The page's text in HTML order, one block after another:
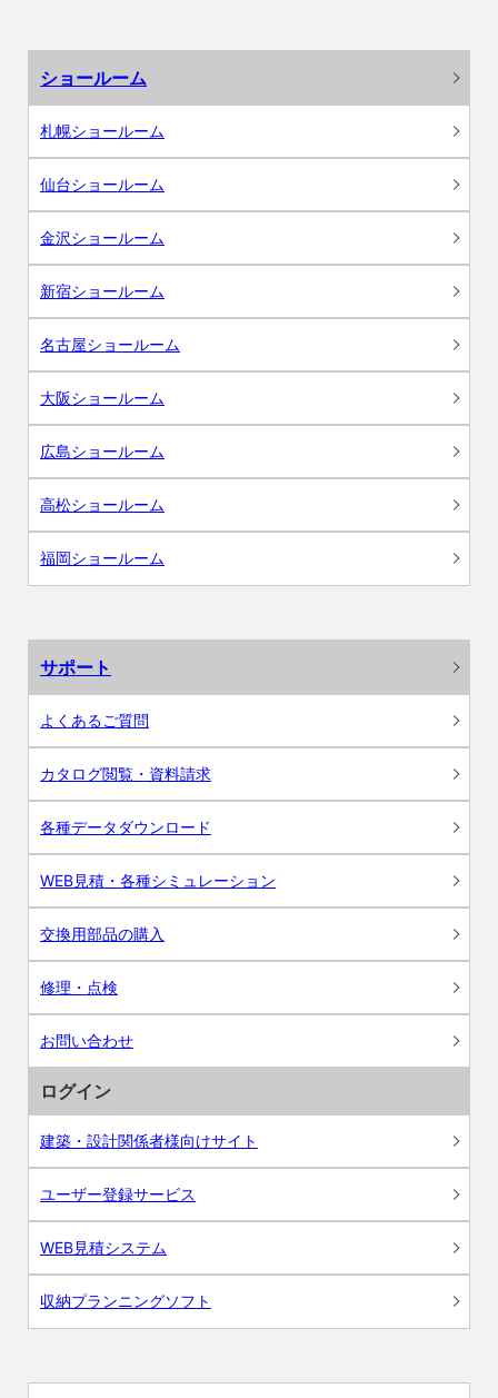
ショールーム
札幌ショールーム
仙台ショールーム
金沢ショールーム
新宿ショールーム
名古屋ショールーム
大阪ショールーム
広島ショールーム
高松ショールーム
福岡ショールーム
サポート
よくあるご質問
カタログ閲覧・資料請求
各種データダウンロード
WEB見積・各種シミュレーション
交換用部品の購入
修理・点検
お問い合わせ
ログイン
建築・設計関係者様向けサイト
ユーザー登録サービス
WEB見積システム
収納プランニングソフト